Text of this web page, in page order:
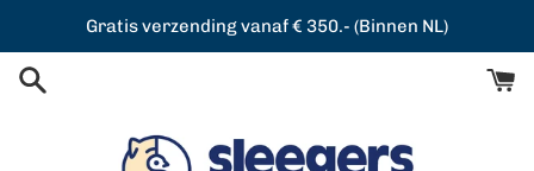
de
content
Gratis verzending vanaf € 350.- (Binnen NL)